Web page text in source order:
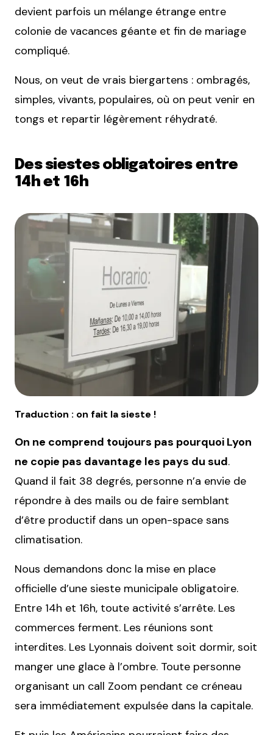
devient parfois un mélange étrange entre
colonie de vacances géante et fin de mariage
compliqué.
Nous, on veut de vrais biergartens : ombragés,
simples, vivants, populaires, où on peut venir en
tongs et repartir légèrement réhydraté.
Des siestes obligatoires entre
14h et 16h
Traduction : on fait la sieste !
On ne comprend toujours pas pourquoi Lyon
ne copie pas davantage les pays du sud.
Quand il fait 38 degrés, personne n’a envie de
répondre à des mails ou de faire semblant
d’être productif dans un open-space sans
climatisation.
Nous demandons donc la mise en place
officielle d’une sieste municipale obligatoire.
Entre 14h et 16h, toute activité s’arrête. Les
commerces ferment. Les réunions sont
interdites. Les Lyonnais doivent soit dormir, soit
manger une glace à l’ombre. Toute personne
organisant un call Zoom pendant ce créneau
sera immédiatement expulsée dans la capitale.